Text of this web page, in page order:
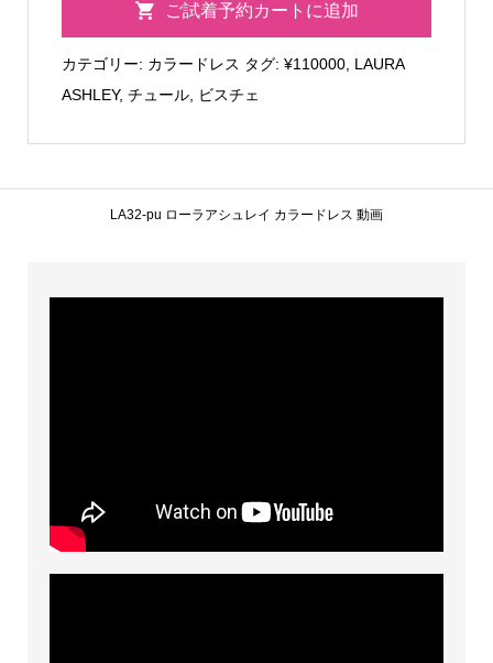
LA32-
pu(ア
ご試着予約カートに追加
カテゴリー: カラードレス タグ: ¥110000, LAURA
ASHLEY, チュール, ビスチェ
LA32-pu ローラアシュレイ カラードレス 動画